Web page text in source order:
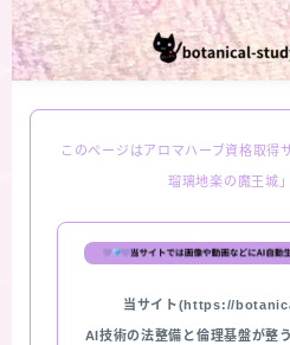
このページはアロマハーブ資格取得
瑠璃地楽の魔王城
当サイト(https://
AI技術の法整備と倫理基盤が整